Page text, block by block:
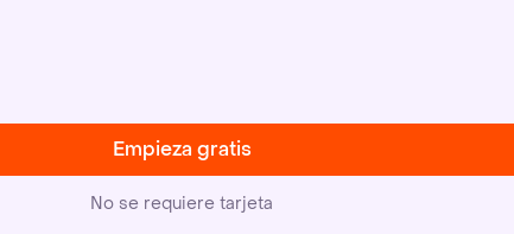
Empieza gratis
No se requiere tarjeta